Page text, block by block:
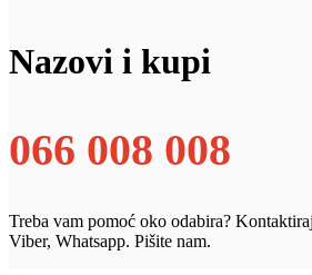
Nazovi i kupi
066 008 008
Treba vam pomoć oko odabira?
Viber, Whatsapp. Pišite nam.